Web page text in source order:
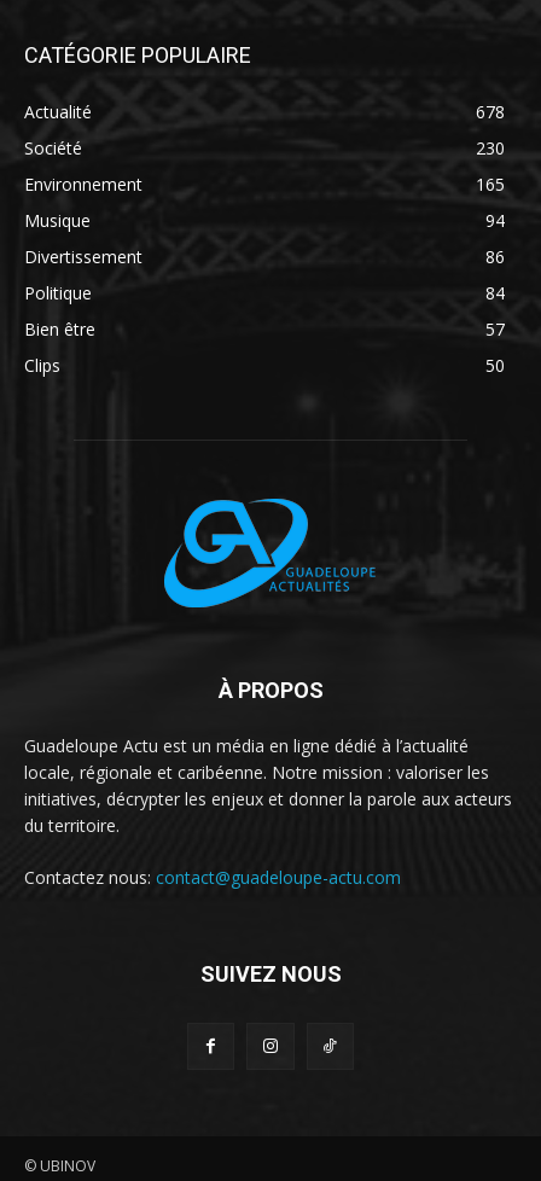
CATÉGORIE POPULAIRE
Actualité
678
Société
230
Environnement
165
Musique
94
Divertissement
86
Politique
84
Bien être
57
Clips
50
À PROPOS
Guadeloupe Actu est un média en ligne dédié à l’actualité
locale, régionale et caribéenne. Notre mission : valoriser les
initiatives, décrypter les enjeux et donner la parole aux acteurs
du territoire.
Contactez nous: contact@guadeloupe-actu.com
SUIVEZ NOUS
© UBINOV